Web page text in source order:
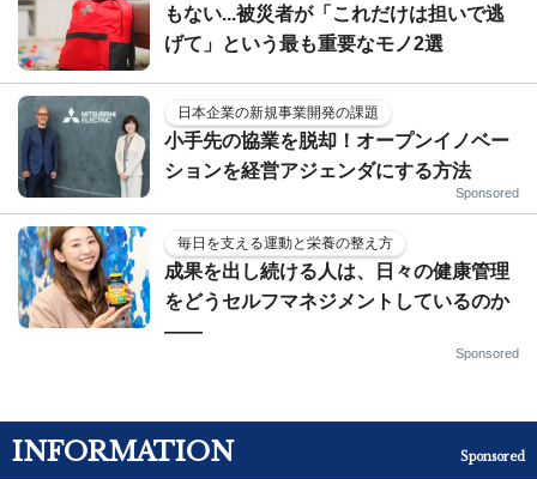
もない...被災者が「これだけは担いで逃
げて」という最も重要なモノ2選
日本企業の新規事業開発の課題
小手先の協業を脱却！オープンイノベー
ションを経営アジェンダにする方法
Sponsored
毎日を支える運動と栄養の整え方
成果を出し続ける人は、日々の健康管理
をどうセルフマネジメントしているのか
——
Sponsored
INFORMATION Sponsored